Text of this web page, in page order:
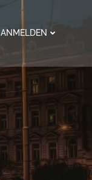
ANMELDEN